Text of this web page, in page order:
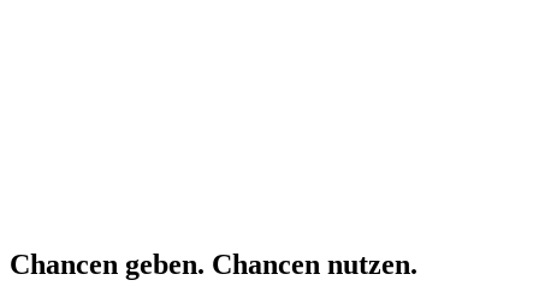
Chancen geben. Chancen nutzen.